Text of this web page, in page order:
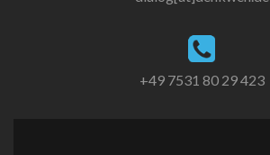
+49 7531 80 29 423